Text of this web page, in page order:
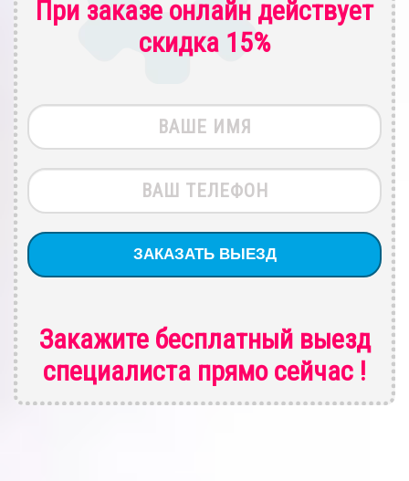
При заказе онлайн действует
скидка 15%
Закажите бесплатный выезд
специалиста прямо сейчас !